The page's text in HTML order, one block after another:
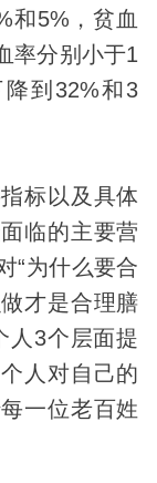
和5%，贫血
率分别小于1
到32%和3
标以及具体
临的主要营
“为什么要合
才是合理膳
人3个层面提
人对自己的
一位老百姓